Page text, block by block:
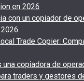
en 2026
con un copiador de
Trade Copier:
copiadora de
traders y gestores